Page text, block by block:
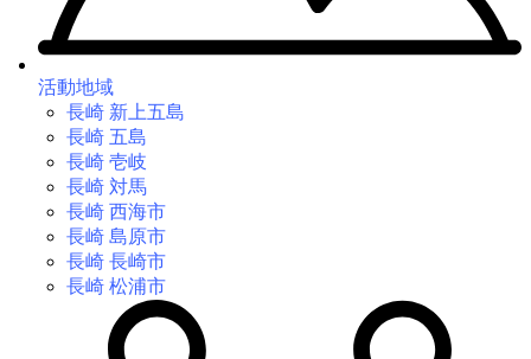
活動地域
長崎 新上五島
長崎 五島
長崎 壱岐
長崎 対馬
長崎 西海市
長崎 島原市
長崎 長崎市
長崎 松浦市